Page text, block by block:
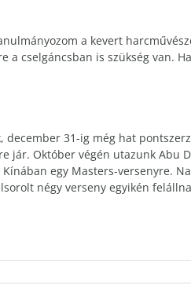
a kevert
cselgáncsban is szükség van.
31-ig még hat
jár. Október végén utazunk Abu
egy Masters-versenyre.
négy verseny egyikén